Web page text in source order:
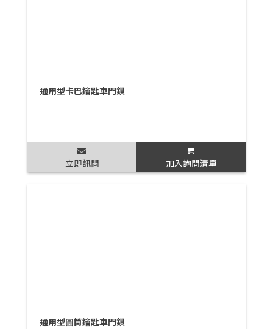
通用型卡巴鑰匙車門鎖
立即訊問 加入詢問清單
通用型圓筒鑰匙車門鎖